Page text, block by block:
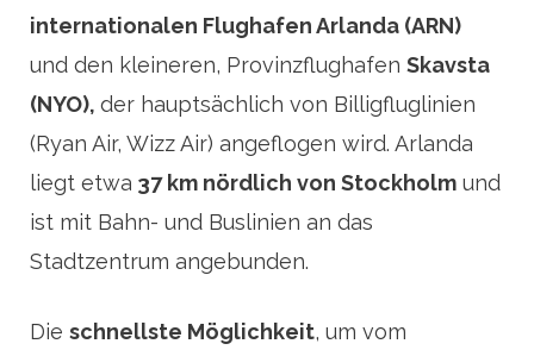
internationalen Flughafen Arlanda (‎ARN)
und den kleineren, Provinzflughafen Skavsta
(NYO), der hauptsächlich von Billigfluglinien
(Ryan Air, Wizz Air) angeflogen wird. Arlanda
liegt etwa 37 km nördlich von Stockholm und
ist mit Bahn- und Buslinien an das
Stadtzentrum angebunden.
Die schnellste Möglichkeit, um vom